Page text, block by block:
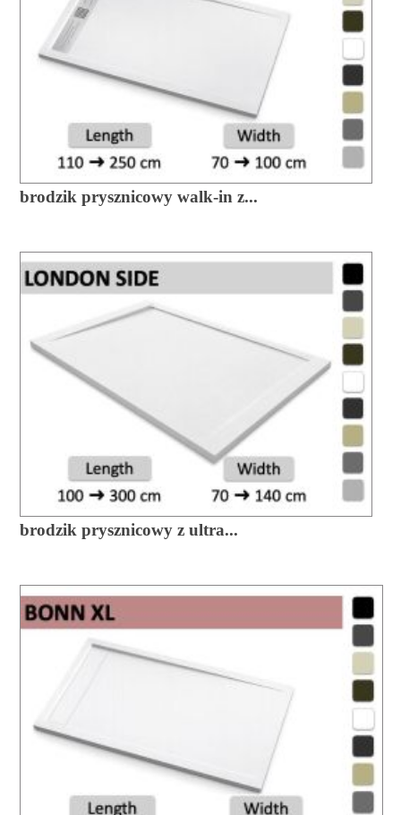
brodzik prysznicowy walk-in z...
brodzik prysznicowy z ultra...